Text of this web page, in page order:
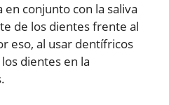
conjunto con la saliva
de los dientes frente al
eso, al usar dentífricos
dientes en la